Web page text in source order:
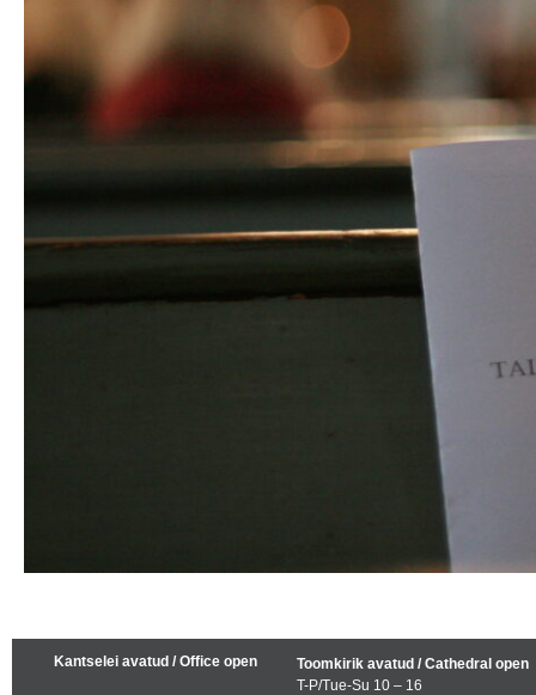
Kantselei avatud / Office open
Toomkirik avatud / Cathedral open
T-P/Tue-Su 10 – 16